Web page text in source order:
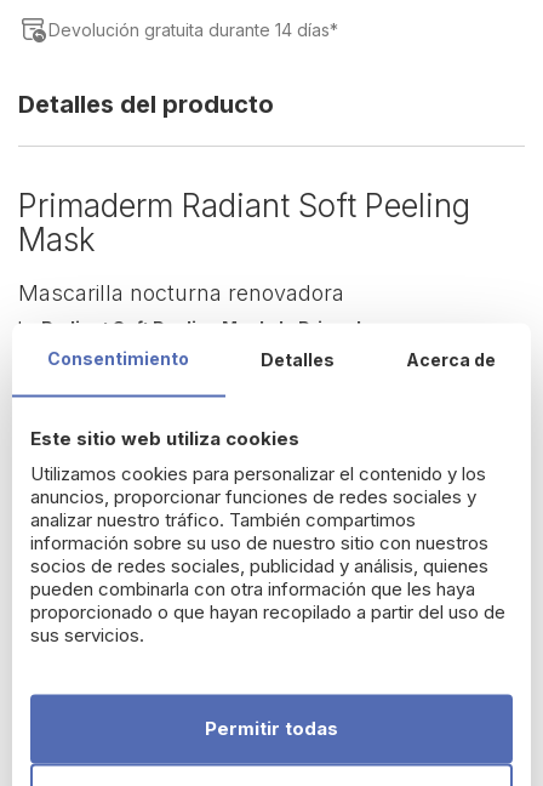
Devolución gratuita durante 14 días*
Detalles del producto
Primaderm Radiant Soft Peeling
Mask
Mascarilla nocturna renovadora
La Radiant Soft Peeling Mask de Primaderm
mascarilla cremigel de uso nocturnoque prepara la piel para
despigmentantes. Gracias a su fórmula con
progresiva y suave que elimina células muertas, afina la textura
y mejora la uniformidad cutánea.
Enriquecida con Timlog™ , un factor de crecimiento innovador,
estimula la reparación dérmica, ayuda a reducir cicatrices
solares y protege frente al fotoenvejecimiento, favoreciendo
la recuperación nocturna de la piel. Su efecto antioxidante y
antipolución deja un acabado más liso, luminoso y uniforme al
despertar.
tratamientos despigmentantes.
Exfolia suavemente eliminando células muertas e
Consentimiento Detalles Acerca de
Este sitio web utiliza cookies
Utilizamos cookies para personalizar el contenido y los
anuncios, proporcionar funciones de redes sociales y
analizar nuestro tráfico. También compartimos
información sobre su uso de nuestro sitio con nuestros
socios de redes sociales, publicidad y análisis, quienes
pueden combinarla con otra información que les haya
proporcionado o que hayan recopilado a partir del uso de
sus servicios.
Permitir todas